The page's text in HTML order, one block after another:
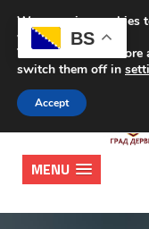
MENU
BS
We are using cookies
website.
You can find out
switch them off in
Accept